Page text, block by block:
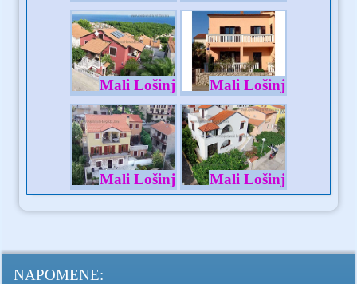
Mali Lošinj Mali Lošinj
Mali Lošinj Mali Lošinj
NAPOMENE: